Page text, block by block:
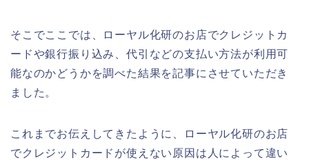
そこでここでは、ローヤル化研のお店でクレジットカ
ードや銀行振り込み、代引などの支払い方法が利用可
能なのかどうかを調べた結果を記事にさせていただき
ました。
これまでお伝えしてきたように、ローヤル化研のお店
でクレジットカードが使えない原因は人によって違い